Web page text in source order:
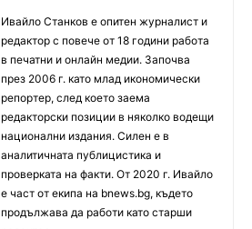
Ивайло Станков е опитен журналист и
редактор с повече от 18 години работа
в печатни и онлайн медии. Започва
през 2006 г. като млад икономически
репортер, след което заема
редакторски позиции в няколко водещи
национални издания. Силен е в
аналитичната публицистика и
проверката на факти. От 2020 г. Ивайло
е част от екипа на bnews.bg, където
продължава да работи като старши